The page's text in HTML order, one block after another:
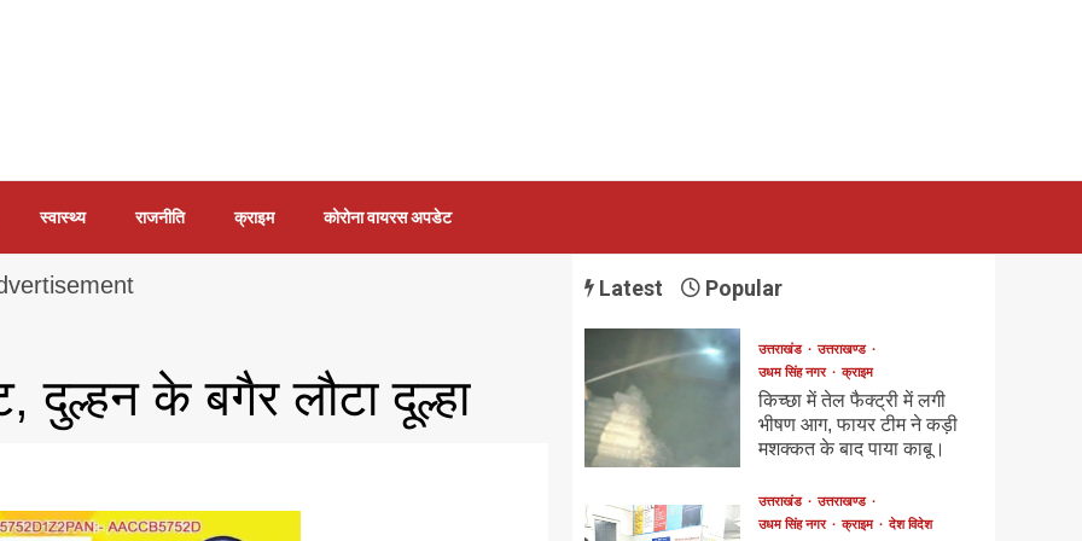
स्वास्थ्य राजनीति क्राइम कोरोना वायरस अपडेट
दुल्हन के बगैर लौटा दूल्हा
Latest Popular
उत्तराखंड
उत्तराखण्ड
उधम सिंह नगर
क्राइम
किच्छा में तेल फैक्ट्री में लगी
भीषण आग, फायर टीम ने कड़ी
मशक्कत के बाद पाया काबू।
उत्तराखंड
उत्तराखण्ड
उधम सिंह नगर
क्राइम देश विदेश